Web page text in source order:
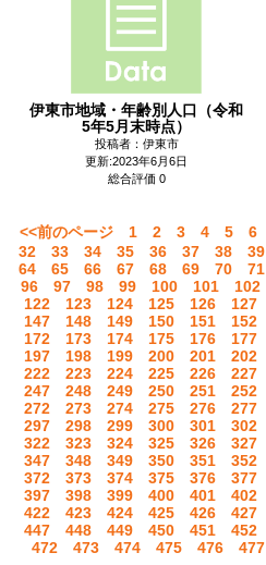
伊東市地域・年齢別人口（令和
5年5月末時点）
投稿者：伊東市
更新:2023年6月6日
総合評価 0
<<前のページ 1 2 3 4 5 6
32
33 34 35 36 37 38 39
64
65 66 67 68 69 70 71
96
97 98 99 100 101 102
122
123 124 125 126 127
147
148 149 150 151 152
172
173 174 175 176 177
197
198 199 200 201 202
222
223 224 225 226 227
247
248 249 250 251 252
272
273 274 275 276 277
297
298 299 300 301 302
322
323 324 325 326 327
347
348 349 350 351 352
372
373 374 375 376 377
397
398 399 400 401 402
422
423 424 425 426 427
447
448 449 450 451 452
472
473 474 475 476 477